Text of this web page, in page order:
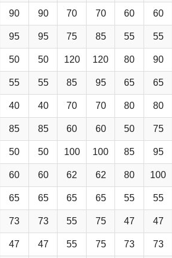
90 90 70 70 60 60
95 95 75 85 55 55
50 50 120 120 80 90
55 55 85 95 65 65
40 40 70 70 80 80
85 85 60 60 50 75
50 50 100 100 85 95
60 60 62 62 80 100
65 65 65 65 55 55
73 73 55 75 47 47
47 47 55 75 73 73